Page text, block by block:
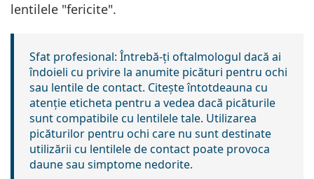
lentilele "fericite".
Sfat profesional: Întrebă-ți oftalmologul dacă ai
îndoieli cu privire la anumite picături pentru ochi
sau lentile de contact. Citește întotdeauna cu
atenție eticheta pentru a vedea dacă picăturile
sunt compatibile cu lentilele tale. Utilizarea
picăturilor pentru ochi care nu sunt destinate
utilizării cu lentilele de contact poate provoca
daune sau simptome nedorite.